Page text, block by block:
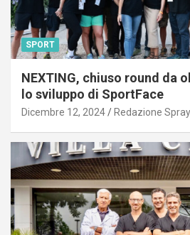
SPORT
NEXTING, chiuso round da
lo sviluppo di SportFace
Dicembre 12, 2024 Redazione